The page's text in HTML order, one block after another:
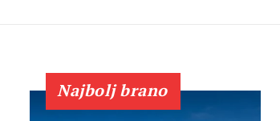
Najbolj brano